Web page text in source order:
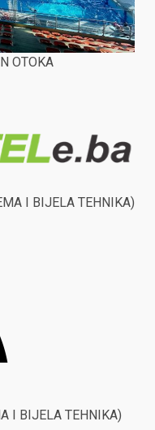
OTOKA
I BIJELA TEHNIKA)
I BIJELA TEHNIKA)